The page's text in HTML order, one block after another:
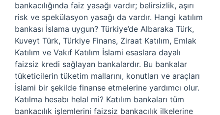
bankacılığında faiz yasağı vardır; belirsizlik, aşırı
risk ve spekülasyon yasağı da vardır. Hangi katılım
bankası İslama uygun? Türkiye’de Albaraka Türk,
Kuveyt Türk, Türkiye Finans, Ziraat Katılım, Emlak
Katılım ve Vakıf Katılım İslami esaslara dayalı
faizsiz kredi sağlayan bankalardır. Bu bankalar
tüketicilerin tüketim mallarını, konutları ve araçları
İslami bir şekilde finanse etmelerine yardımcı olur.
Katılma hesabı helal mi? Katılım bankaları tüm
bankacılık işlemlerini faizsiz bankacılık ilkelerine